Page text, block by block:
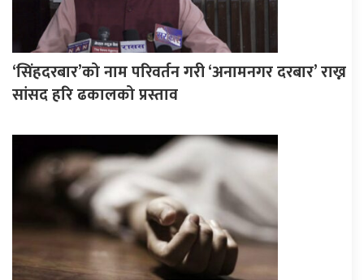
‘सिंहदरबार’को नाम परिवर्तन गरी ‘अनामनगर दरबार’ राख्न
सांसद हरि ढकालको प्रस्ताव